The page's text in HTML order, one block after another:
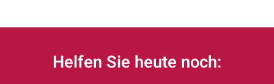
Helfen Sie heute noch: